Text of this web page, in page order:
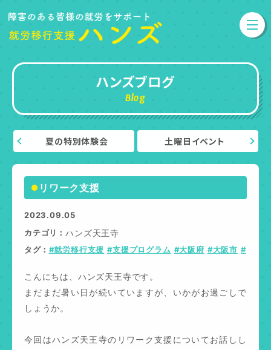
ハンズブログ
Blog
夏の特別体験会 土曜日イベント
リワーク支援
2023.09.05
カテゴリ
ハンズ天王寺
タグ #就労移行支援 #支援プログラム #大阪府 #大阪市 #
こんにちは、ハンズ天王寺です。
まだまだ暑い日が続いていますが、いかがお過ごしで
しょうか。
今回はハンズ天王寺のリワーク支援についてお話しし